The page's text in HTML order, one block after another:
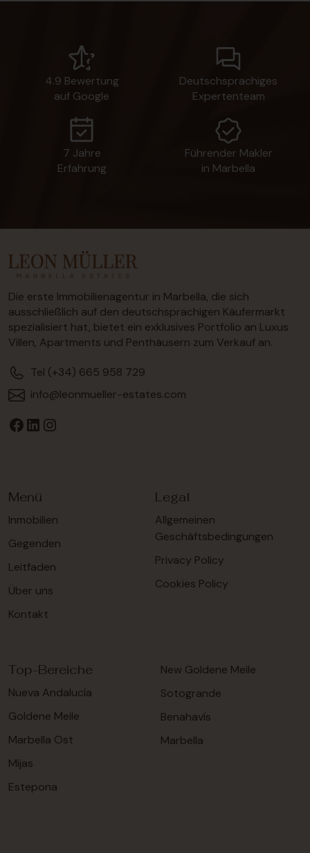
4.9 Bewertung
auf Google
Deutschsprachiges
Expertenteam
7 Jahre
Erfahrung
Führender Makler
in Marbella
Die erste Immobilienagentur in Marbella, die sich
ausschließlich auf den deutschsprachigen Käufermarkt
spezialisiert hat, bietet ein exklusives Portfolio an Luxus
Villen, Apartments und Penthäusern zum Verkauf an.
Tel (+34) 665 958 729
info@leonmueller-estates.com
Facebook
LinkedIn
Instagram
Menü
Inmobilien
Gegenden
Leitfaden
Über uns
Kontakt
Legal
Allgemeinen
Geschäftsbedingungen
Privacy Policy
Cookies Policy
Top-Bereiche
Nueva Andalucía
Goldene Meile
Marbella Ost
Mijas
Estepona
New Goldene Meile
Sotogrande
Benahavís
Marbella